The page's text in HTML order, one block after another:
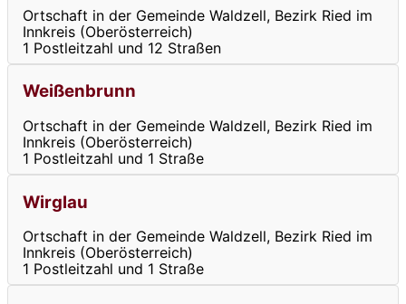
Ortschaft in der Gemeinde Waldzell, Bezirk Ried im
Innkreis (Oberösterreich)
1 Postleitzahl und 12 Straßen
Weißenbrunn
Ortschaft in der Gemeinde Waldzell, Bezirk Ried im
Innkreis (Oberösterreich)
1 Postleitzahl und 1 Straße
Wirglau
Ortschaft in der Gemeinde Waldzell, Bezirk Ried im
Innkreis (Oberösterreich)
1 Postleitzahl und 1 Straße